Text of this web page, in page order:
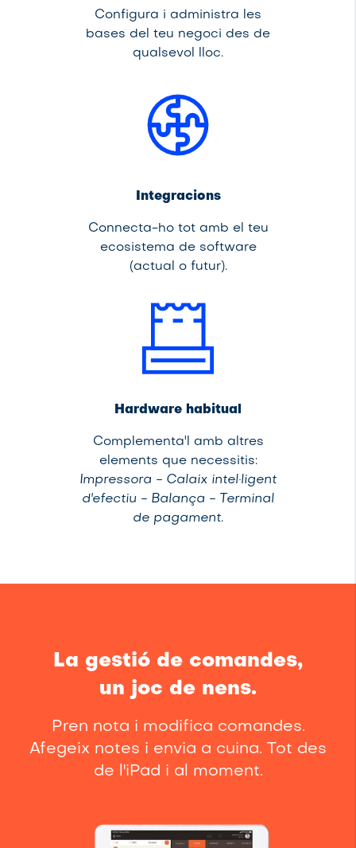
Configura i administra les
bases del teu negoci des de
qualsevol lloc.
Integracions
Connecta-ho tot amb el teu
ecosistema de software
(actual o futur).
Hardware habitual
Complementa'l amb altres
elements que necessitis:
Impressora - Calaix intel·ligent
d'efectiu - Balança - Terminal
de pagament.
La gestió de comandes,
un joc de nens.
Pren nota i modifica comandes.
Afegeix notes i envia a cuina. Tot des
de l'iPad i al moment.